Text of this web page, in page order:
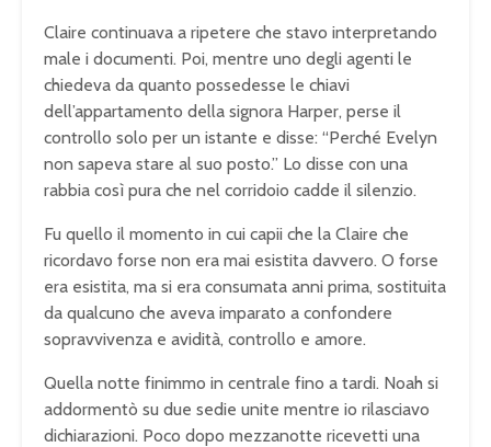
Claire continuava a ripetere che stavo interpretando
male i documenti. Poi, mentre uno degli agenti le
chiedeva da quanto possedesse le chiavi
dell’appartamento della signora Harper, perse il
controllo solo per un istante e disse: “Perché Evelyn
non sapeva stare al suo posto.” Lo disse con una
rabbia così pura che nel corridoio cadde il silenzio.
Fu quello il momento in cui capii che la Claire che
ricordavo forse non era mai esistita davvero. O forse
era esistita, ma si era consumata anni prima, sostituita
da qualcuno che aveva imparato a confondere
sopravvivenza e avidità, controllo e amore.
Quella notte finimmo in centrale fino a tardi. Noah si
addormentò su due sedie unite mentre io rilasciavo
dichiarazioni. Poco dopo mezzanotte ricevetti una